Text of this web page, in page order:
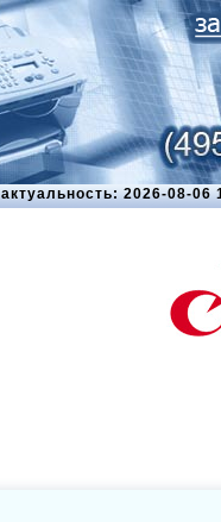
актуальность: 2026-08-06